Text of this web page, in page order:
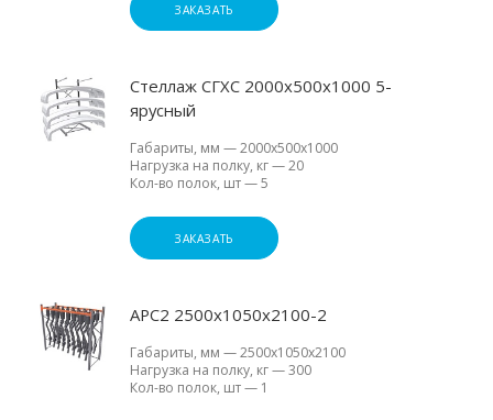
ЗАКАЗАТЬ
Стеллаж СГХС 2000х500х1000 5-
ярусный
Габариты, мм —2000х500х1000
Нагрузка на полку, кг—20
Кол-во полок, шт—5
ЗАКАЗАТЬ
АРС2 2500х1050х2100-2
Габариты, мм —2500х1050х2100
Нагрузка на полку, кг—300
Кол-во полок, шт— 1